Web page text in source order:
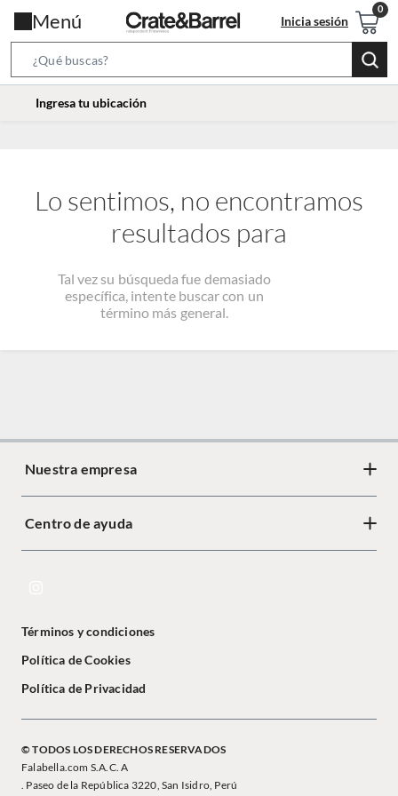
Menú Inicia sesión
Bar
location-
Ingresa tu ubicación
Lo sentimos, no encontramos
resultados para
Tal vez su búsqueda fue demasiado
específica, intente buscar con un
término más general.
Nuestra empresa
Centro de ayuda
Términos y condiciones
Política de Cookies
Política de Privacidad
© TODOS LOS DERECHOS RESERVADOS
Falabella.com S.A.C. A
. Paseo de la República 3220, San Isidro, Perú